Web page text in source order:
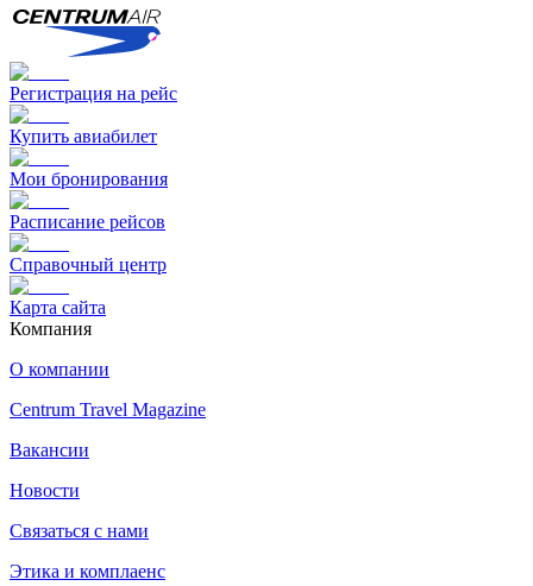
Регистрация на рейс
Купить авиабилет
Мои бронирования
Расписание рейсов
Справочный центр
Карта сайта
Компания
О компании
Centrum Travel Magazine
Вакансии
Новости
Связаться с нами
Этика и комплаенс